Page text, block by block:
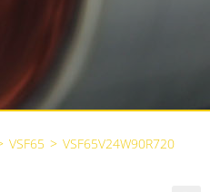
VSF65 > VSF65V24W90R720